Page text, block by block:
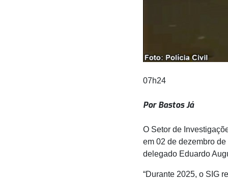
07h24
Por Bastos Já
O Setor de
em 02 de dezembro
delegado Eduardo
“Durante 2025, o SIG